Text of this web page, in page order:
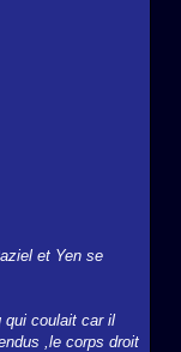
et Yen se
qui coulait car il
,le corps droit